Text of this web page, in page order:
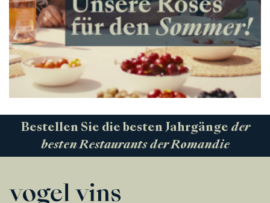
Bestellen Sie die besten Jahrgänge der
besten Restaurants der Romandie